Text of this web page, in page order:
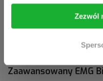
Zezwól
Nowe Ćwiczenia
Zaawansowany EMG